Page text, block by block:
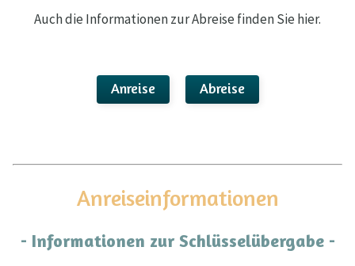
Auch die Informationen zur Abreise finden Sie hier.
Anreise Abreise
Anreiseinformationen
- Informationen zur Schlüsselübergabe -